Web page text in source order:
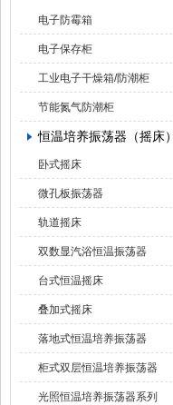
电子防霉箱
电子保存柜
工业电子干燥箱/防潮柜
节能氮气防潮柜
恒温培养振荡器（摇床）
卧式摇床
微孔板振荡器
轨道摇床
双数显汽浴恒温振荡器
台式恒温摇床
叠加式摇床
落地式恒温培养振荡器
柜式双层恒温培养振荡器
光照恒温培养振荡器系列